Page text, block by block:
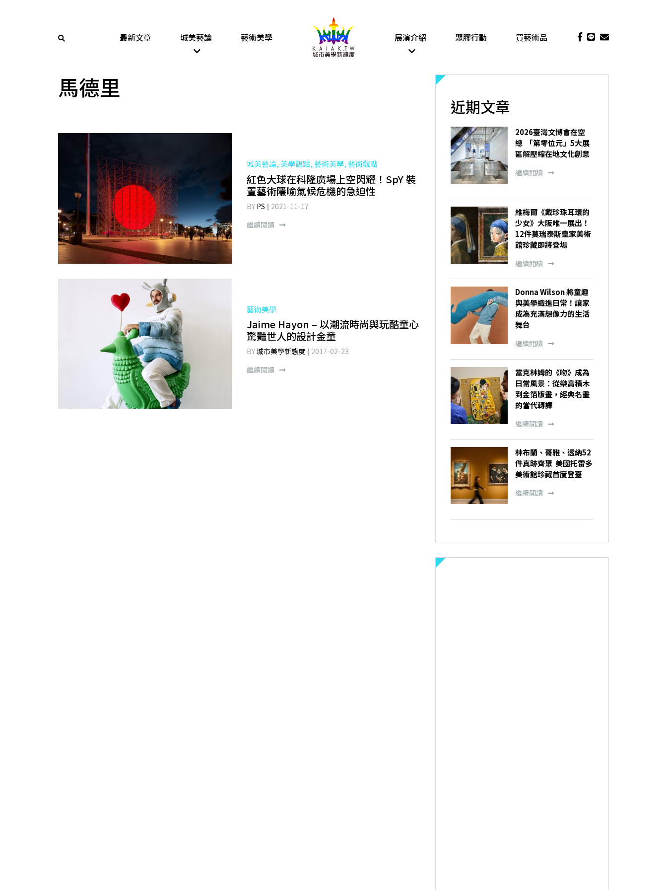
最新文章 城美藝論 藝術美學 展演介紹 聚膠行動 買藝術品
馬德里
城美藝論, 美學觀點, 藝術美學, 藝術觀點
紅色大球在科隆廣場上空閃耀！SpY 裝
置藝術隱喻氣候危機的急迫性
BY PS
2021-11-17
繼續閱讀
藝術美學
Jaime Hayon – 以潮流時尚與玩酷童心
驚豔世人的設計金童
BY城市美學新態度
2017-02-23
繼續閱讀
近期文章
2026臺灣文博會在空
總 「第零位元」5大展
區解壓縮在地文化創意
繼續閱讀
維梅爾《戴珍珠耳環的
少女》大阪唯一展出！
12件莫瑞泰斯皇家美術
館珍藏即將登場
繼續閱讀
Donna Wilson 將童趣
與美學織進日常！讓家
成為充滿想像力的生活
舞台
繼續閱讀
當克林姆的《吻》成為
日常風景：從樂高積木
到金箔版畫，經典名畫
的當代轉譯
繼續閱讀
林布蘭、哥雅、透納52
件真跡齊聚 美國托雷多
美術館珍藏首度登臺
繼續閱讀